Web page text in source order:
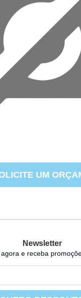
UM
Newsletter
e receba